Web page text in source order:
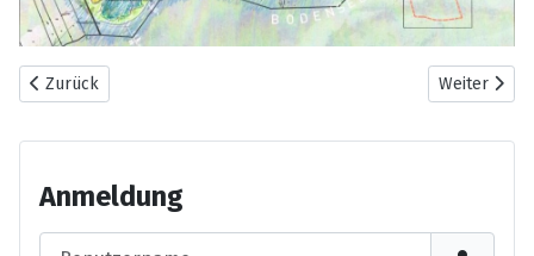
Vorheriger Beitrag: Nochmal Seetorquerung
Zurück Nächster
Weiter
Anmeldung